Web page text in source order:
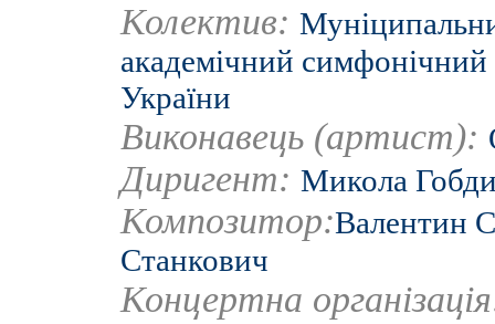
Колектив:
академічний симфонічний
України
Виконавець (артист):
Диригент: Микола
Композитор:Валентин
Станкович
Концертна